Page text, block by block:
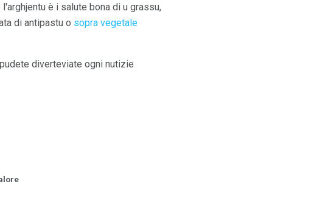
è i salute bona di u grassu,
di antipastu o sopra vegetale
diverteviate ogni nutizie